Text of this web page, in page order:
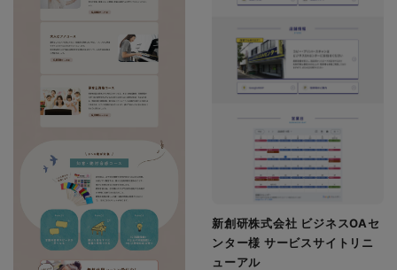
新創研株式会社 ビジネスOAセ
ンター様 サービスサイトリニ
ューアル